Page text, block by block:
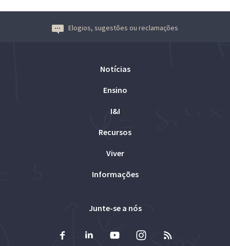
Elogios, sugestões ou reclamações
Notícias
Ensino
I&I
Recursos
Viver
Informações
Junte-se a nós